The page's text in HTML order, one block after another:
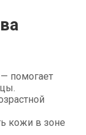
помогает
кожи в зоне